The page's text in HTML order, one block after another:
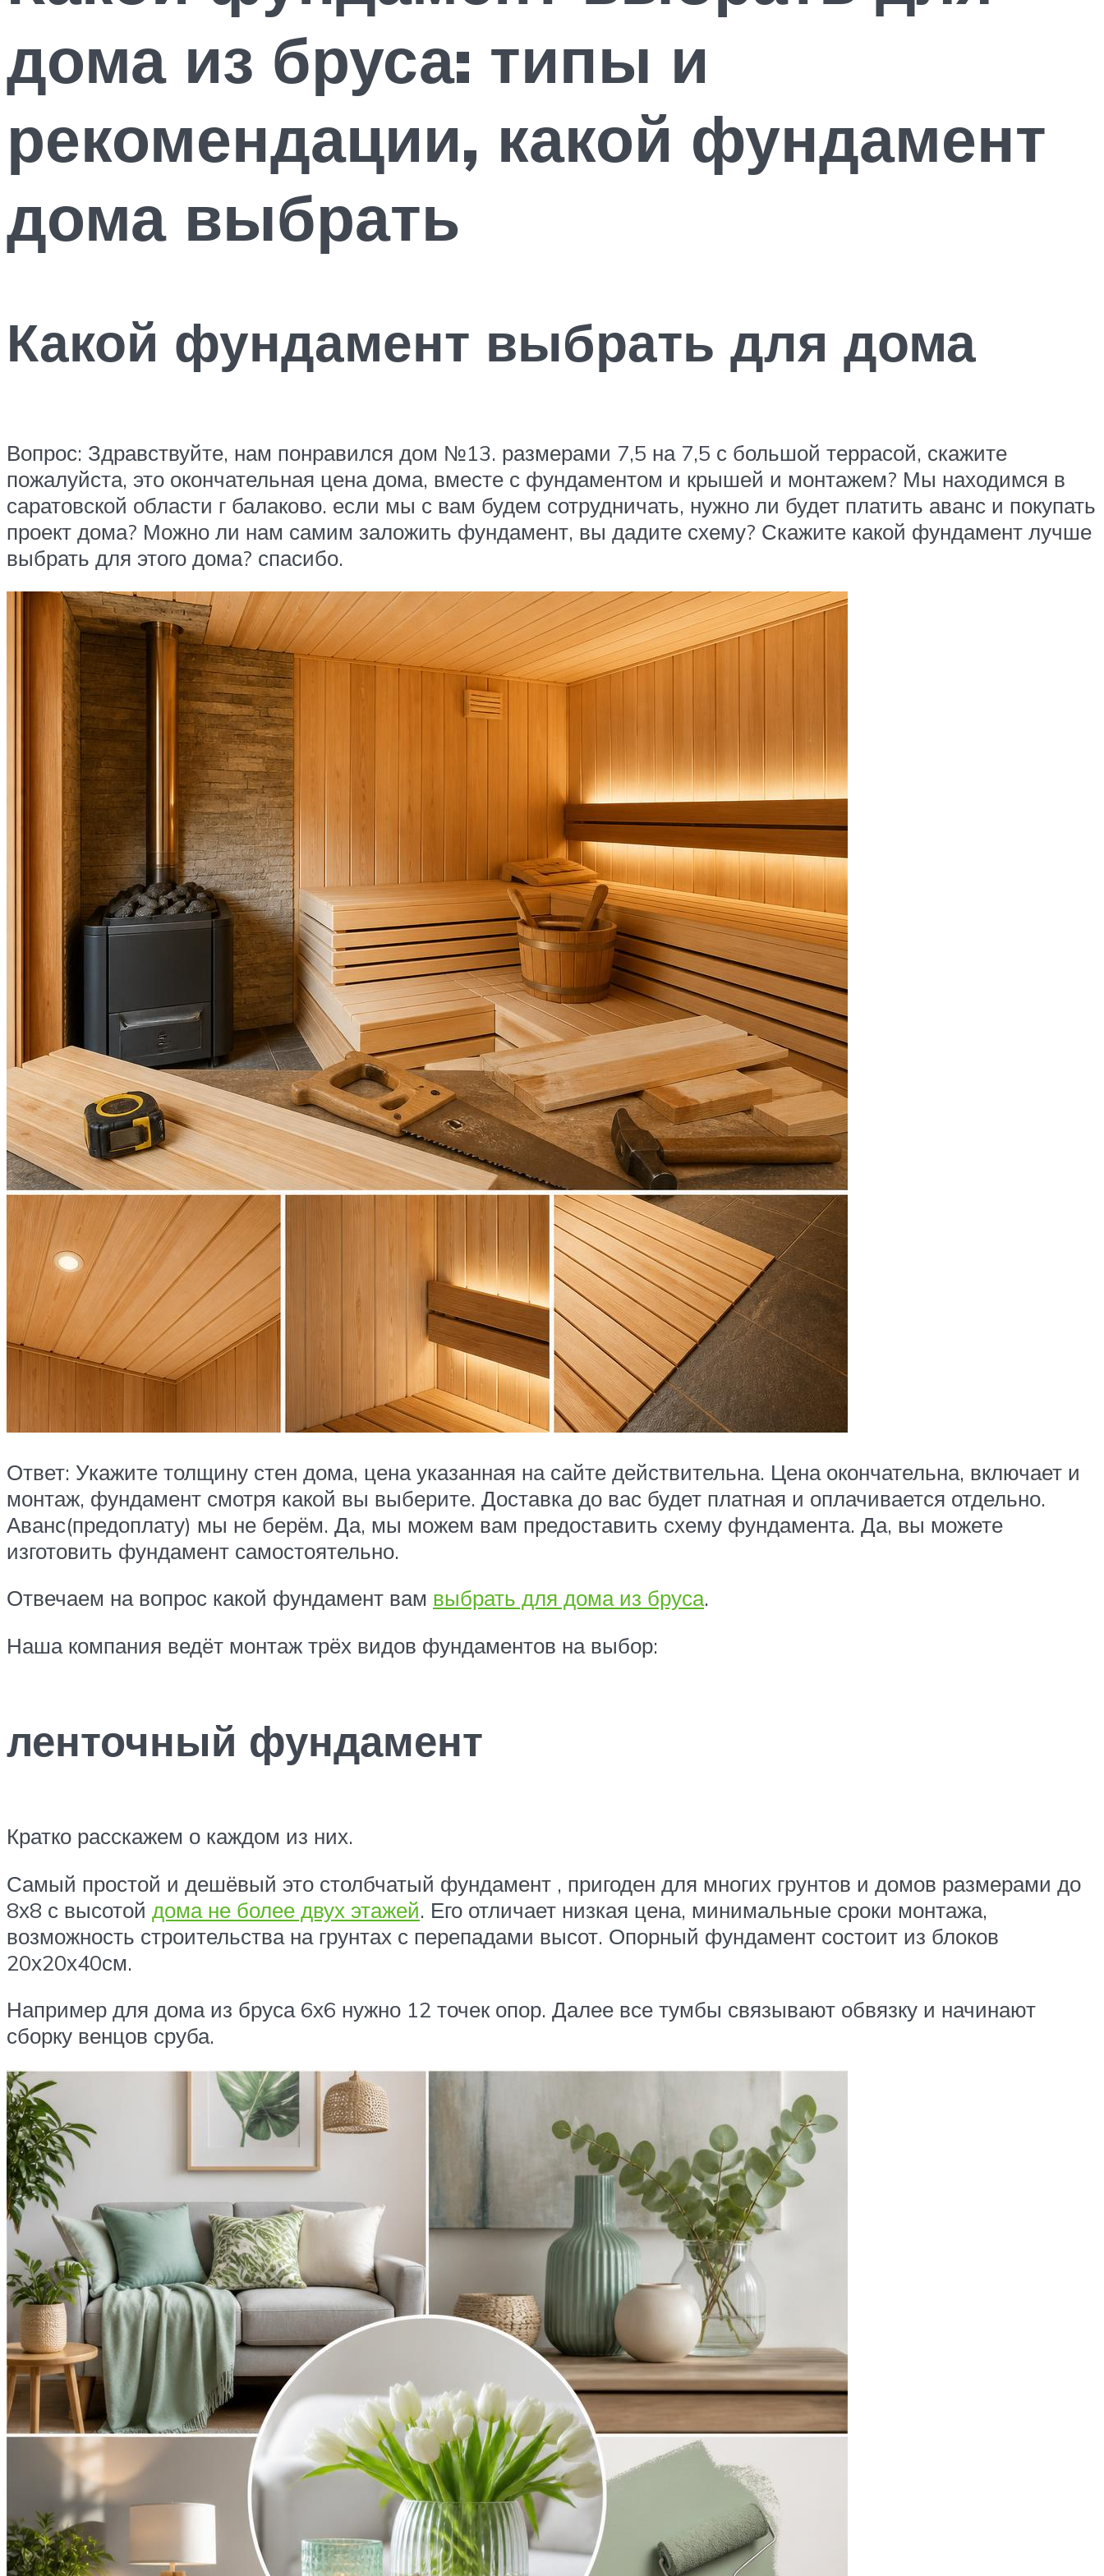
дома из бруса: типы и
рекомендации, какой фундамент
дома выбрать
Какой фундамент выбрать для дома
Вопрос: Здравствуйте, нам понравился дом №13. размерами 7,5 на 7,5 с большой террасой, скажите
пожалуйста, это окончательная цена дома, вместе с фундаментом и крышей и монтажем? Мы находимся в
саратовской области г балаково. если мы с вам будем сотрудничать, нужно ли будет платить аванс и покупать
проект дома? Можно ли нам самим заложить фундамент, вы дадите схему? Скажите какой фундамент лучше
выбрать для этого дома? спасибо.
Ответ: Укажите толщину стен дома, цена указанная на сайте действительна. Цена окончательна, включает и
монтаж, фундамент смотря какой вы выберите. Доставка до вас будет платная и оплачивается отдельно.
Аванс(предоплату) мы не берём. Да, мы можем вам предоставить схему фундамента. Да, вы можете
изготовить фундамент самостоятельно.
Отвечаем на вопрос какой фундамент вам выбрать для дома из бруса.
Наша компания ведёт монтаж трёх видов фундаментов на выбор:
ленточный фундамент
Кратко расскажем о каждом из них.
Самый простой и дешёвый это столбчатый фундамент , пригоден для многих грунтов и домов размерами до
8х8 с высотой дома не более двух этажей. Его отличает низкая цена, минимальные сроки монтажа,
возможность строительства на грунтах с перепадами высот. Опорный фундамент состоит из блоков
20х20х40см.
Например для дома из бруса 6х6 нужно 12 точек опор. Далее все тумбы связывают обвязку и начинают
сборку венцов сруба.